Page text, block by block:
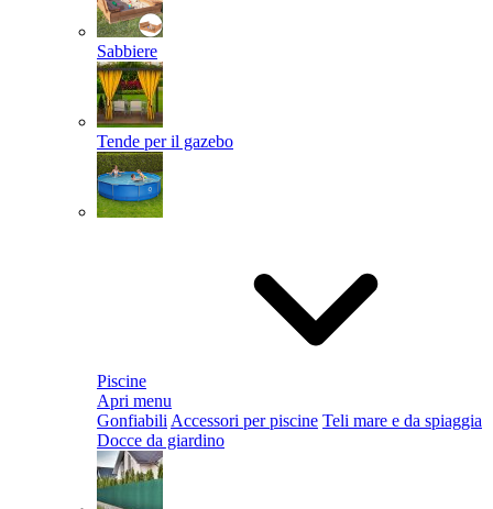
Sabbiere
Tende per il gazebo
Piscine
Apri menu
Gonfiabili Accessori per piscine Teli mare e da spiaggia
Docce da giardino